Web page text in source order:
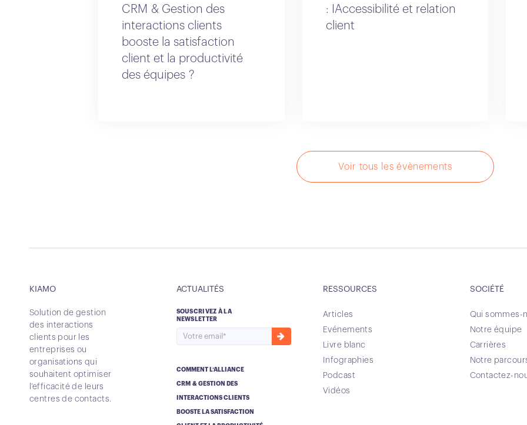
CRM & Gestion des
interactions clients
booste la satisfaction
client et la productivité
des équipes ?
: IAccessibilité et relation
client
Voir tous les évènements
KIAMO
Solution de gestion
des interactions
clients pour les
entreprises ou
organisations qui
souhaitent optimiser
l’efficacité de leurs
centres de contacts.
ACTUALITÉS
SOUSCRIVEZ À LA
NEWSLETTER
COMMENT L’ALLIANCE
CRM & GESTION DES
INTERACTIONS CLIENTS
BOOSTE LA SATISFACTION
RESSOURCES
Articles
Evénements
Livre blanc
Infographies
Podcast
Vidéos
SOCIÉTÉ
Qui sommes-
Notre équipe
Carrières
Notre
Contactez-